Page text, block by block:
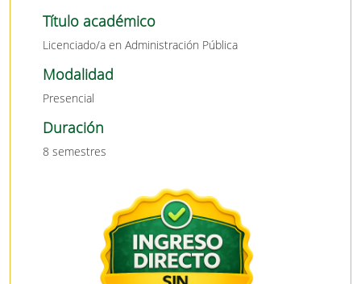
Título académico
Licenciado/a en Administración Pública
Modalidad
Presencial
Duración
8 semestres